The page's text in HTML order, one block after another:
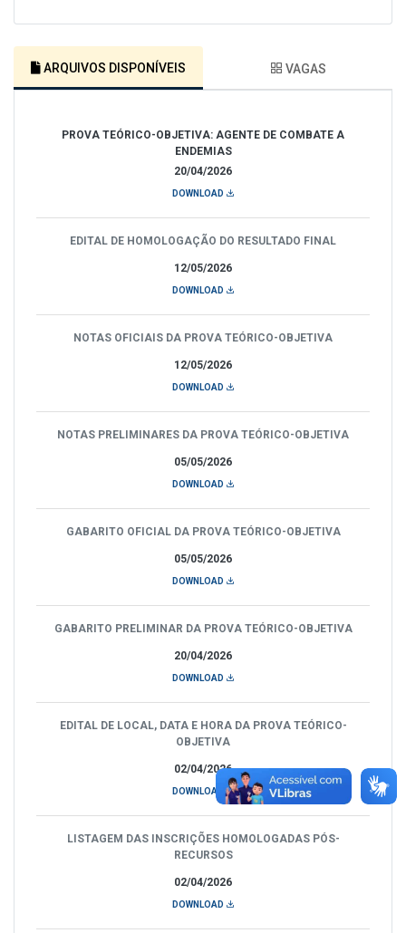
ARQUIVOS DISPONÍVEIS VAGAS
20/04/2026
PROVA TEÓRICO-OBJETIVA: AGENTE DE COMBATE A
ENDEMIAS
DOWNLOAD
12/05/2026
EDITAL DE HOMOLOGAÇÃO DO RESULTADO FINAL
DOWNLOAD
12/05/2026
NOTAS OFICIAIS DA PROVA TEÓRICO-OBJETIVA
DOWNLOAD
05/05/2026
NOTAS PRELIMINARES DA PROVA TEÓRICO-OBJETIVA
DOWNLOAD
05/05/2026
GABARITO OFICIAL DA PROVA TEÓRICO-OBJETIVA
DOWNLOAD
20/04/2026
GABARITO PRELIMINAR DA PROVA TEÓRICO-OBJETIVA
DOWNLOAD
02/04/2026
EDITAL DE LOCAL, DATA E HORA DA PROVA TEÓRICO-
OBJETIVA
DOWNLOAD
02/04/2026
LISTAGEM DAS INSCRIÇÕES HOMOLOGADAS PÓS-
RECURSOS
DOWNLOAD